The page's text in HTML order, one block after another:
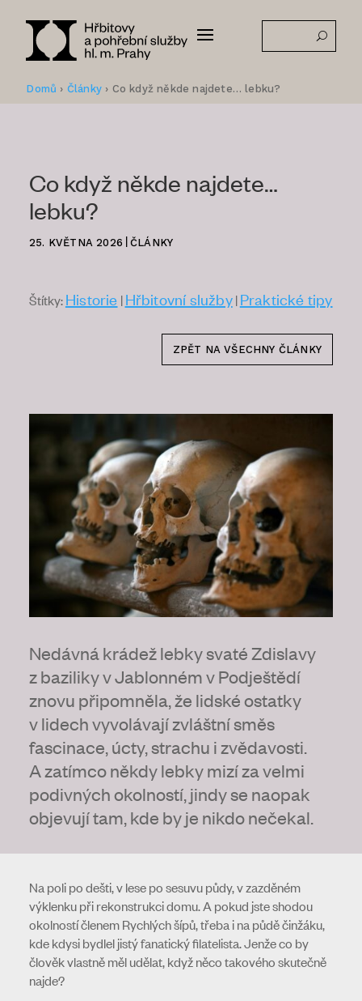
Domů › Články › Co když někde najdete… lebku?
Co když někde najdete…
lebku?
25. KVĚTNA 2026 | ČLÁNKY
Štítky:Historie |Hřbitovní služby|Praktické tipy
ZPĚT NA VŠECHNY ČLÁNKY
Nedávná krádež lebky svaté Zdislavy
z baziliky v Jablonném v Podještědí
znovu připomněla, že lidské ostatky
v lidech vyvolávají zvláštní směs
fascinace, úcty, strachu i zvědavosti.
A zatímco někdy lebky mizí za velmi
podivných okolností, jindy se naopak
objevují tam, kde by je nikdo nečekal.
Na poli po dešti, v lese po sesuvu půdy, v zazděném
výklenku při rekonstrukci domu. A pokud jste shodou
okolností členem Rychlých šípů, třeba i na půdě činžáku,
kde kdysi bydlel jistý fanatický filatelista. Jenže co by
člověk vlastně měl udělat, když něco takového skutečně
najde?